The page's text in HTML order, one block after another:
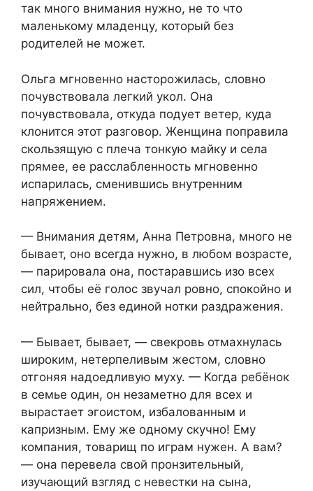
так много внимания нужно, не то что
маленькому младенцу, который без
родителей не может.
Ольга мгновенно насторожилась, словно
почувствовала легкий укол. Она
почувствовала, откуда подует ветер, куда
клонится этот разговор. Женщина поправила
скользящую с плеча тонкую майку и села
прямее, ее расслабленность мгновенно
испарилась, сменившись внутренним
напряжением.
— Внимания детям, Анна Петровна, много не
бывает, оно всегда нужно, в любом возрасте,
— парировала она, постаравшись изо всех
сил, чтобы её голос звучал ровно, спокойно и
нейтрально, без единой нотки раздражения.
— Бывает, бывает, — свекровь отмахнулась
широким, нетерпеливым жестом, словно
отгоняя надоедливую муху. — Когда ребёнок
в семье один, он незаметно для всех и
вырастает эгоистом, избалованным и
капризным. Ему же одному скучно! Ему
компания, товарищ по играм нужен. А вам?
— она перевела свой пронзительный,
изучающий взгляд с невестки на сына,